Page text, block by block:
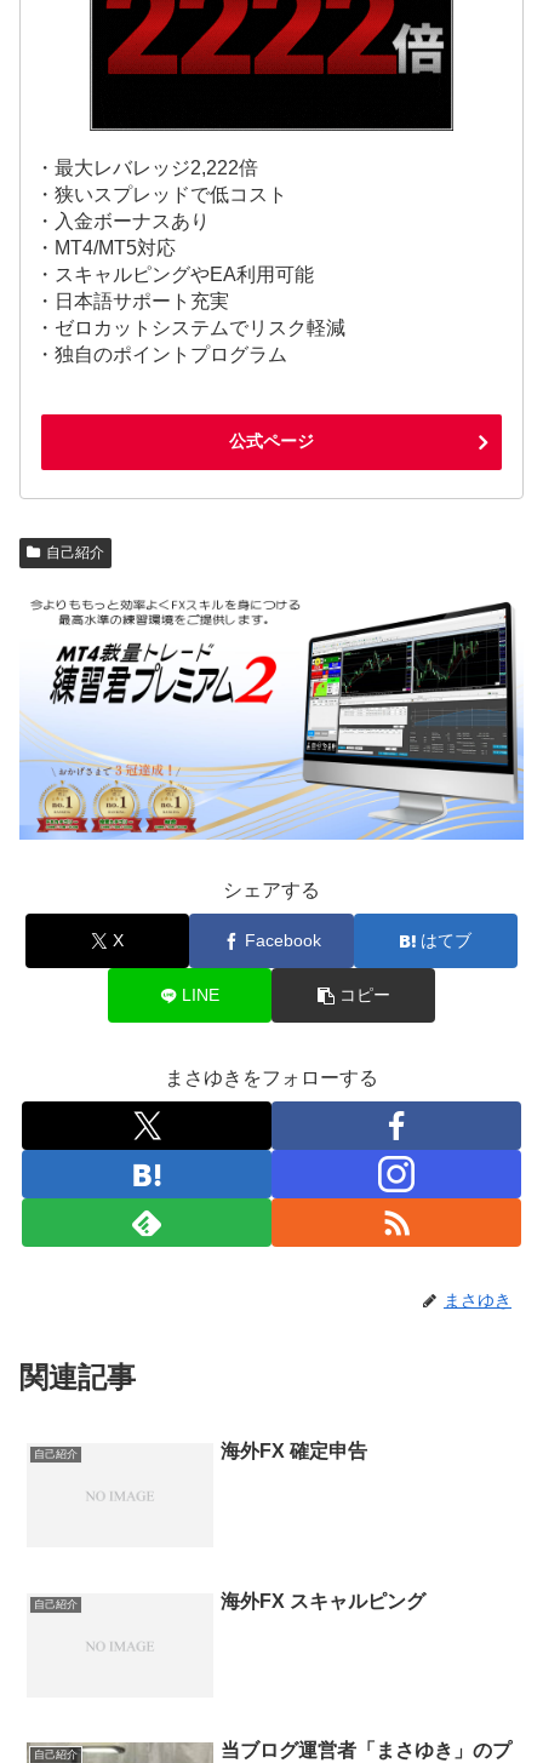
・最大レバレッジ2,222倍
・狭いスプレッドで低コスト
・入金ボーナスあり
・MT4/MT5対応
・スキャルピングやEA利用可能
・日本語サポート充実
・ゼロカットシステムでリスク軽減
・独自のポイントプログラム
公式ページ
自己紹介
シェアする
X Facebook はてブ
LINE コピー
まさゆきをフォローする
まさゆき
関連記事
自己紹介 海外FX 確定申告
自己紹介 海外FX スキャルピング
自己紹介
当ブログ運営者「まさゆき」のプ